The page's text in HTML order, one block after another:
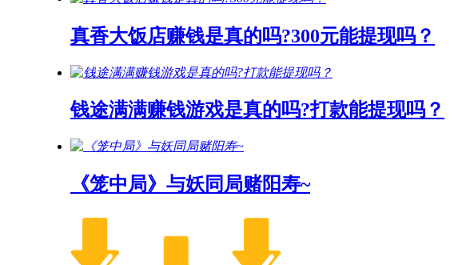
真香大饭店赚钱是真的吗?300元能提现吗？
钱途满满赚钱游戏是真的吗?打款能提现吗？
《笼中局》与妖同局赌阳寿~